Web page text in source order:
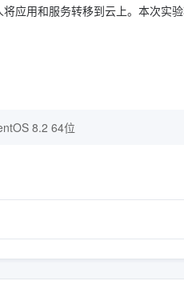
应用和服务转移到云上。本次实
8.2 64位